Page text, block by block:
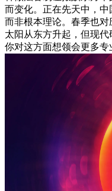
而变化。正在先天中，
而非根本理论。春季也
太阳从东方升起，但现
你对这方面想领会更多专